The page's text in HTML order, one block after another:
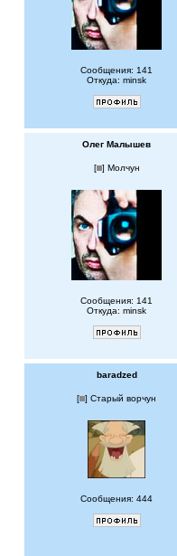
Сообщения: 141
Откуда: minsk
Олег Малышев
[ ] Молчун
Сообщения: 141
Откуда: minsk
baradzed
[ ] Старый ворчун
Сообщения: 444